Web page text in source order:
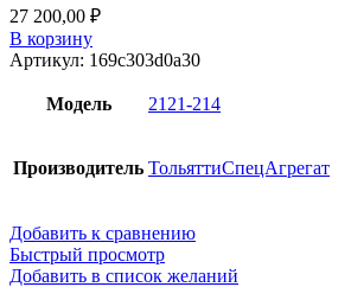
27 200,00 ₽
В корзину
Артикул: 169c303d0a30
Модель 2121-214
Производитель ТольяттиСпецАгрегат
Добавить к сравнению
Быстрый просмотр
Добавить в список желаний